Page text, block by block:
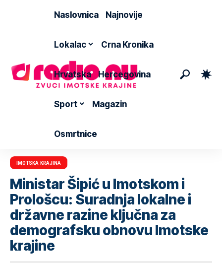
Naslovnica Najnovije
Lokalac Crna Kronika
Hrvatska Hercegovina
Sport Magazin
Osmrtnice
IMOTSKA KRAJINA
Ministar Šipić u Imotskom i
Prološcu: Suradnja lokalne i
državne razine ključna za
demografsku obnovu Imotske
krajine